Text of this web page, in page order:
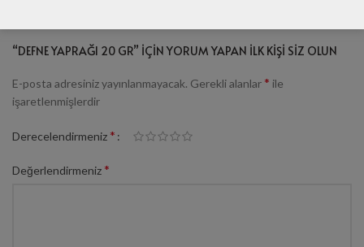
“DEFNE YAPRAĞI 20 GR” IÇIN YORUM YAPAN ILK KIŞI SIZ OLUN
E-posta adresiniz yayınlanmayacak. Gerekli alanlar * ile
işaretlenmişlerdir
Derecelendirmeniz *
Değerlendirmeniz *